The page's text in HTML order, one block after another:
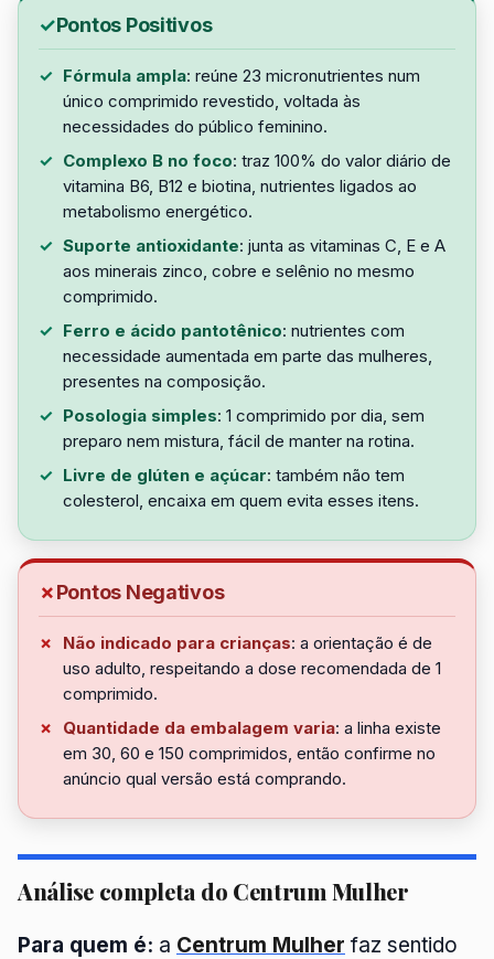
Pontos Positivos
Fórmula ampla: reúne 23 micronutrientes num
único comprimido revestido, voltada às
necessidades do público feminino.
Complexo B no foco: traz 100% do valor diário de
vitamina B6, B12 e biotina, nutrientes ligados ao
metabolismo energético.
Suporte antioxidante: junta as vitaminas C, E e A
aos minerais zinco, cobre e selênio no mesmo
comprimido.
Ferro e ácido pantotênico: nutrientes com
necessidade aumentada em parte das mulheres,
presentes na composição.
Posologia simples: 1 comprimido por dia, sem
preparo nem mistura, fácil de manter na rotina.
Livre de glúten e açúcar: também não tem
colesterol, encaixa em quem evita esses itens.
Pontos Negativos
Não indicado para crianças: a orientação é de
uso adulto, respeitando a dose recomendada de 1
comprimido.
Quantidade da embalagem varia: a linha existe
em 30, 60 e 150 comprimidos, então confirme no
anúncio qual versão está comprando.
Análise completa do Centrum Mulher
Para quem é: a Centrum Mulher faz sentido